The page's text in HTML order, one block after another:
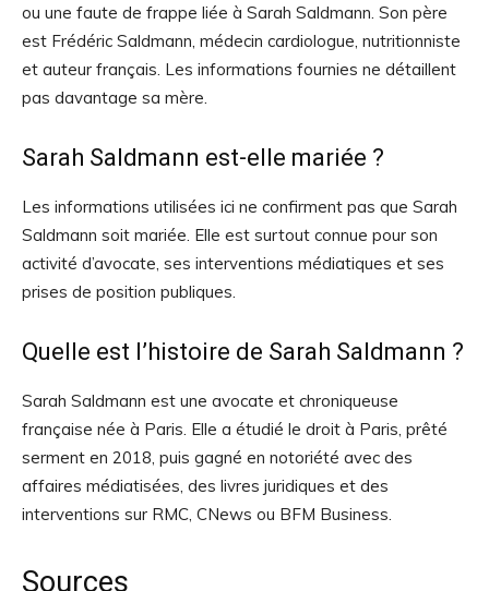
ou une faute de frappe liée à Sarah Saldmann. Son père
est Frédéric Saldmann, médecin cardiologue, nutritionniste
et auteur français. Les informations fournies ne détaillent
pas davantage sa mère.
Sarah Saldmann est-elle mariée ?
Les informations utilisées ici ne confirment pas que Sarah
Saldmann soit mariée. Elle est surtout connue pour son
activité d’avocate, ses interventions médiatiques et ses
prises de position publiques.
Quelle est l’histoire de Sarah Saldmann ?
Sarah Saldmann est une avocate et chroniqueuse
française née à Paris. Elle a étudié le droit à Paris, prêté
serment en 2018, puis gagné en notoriété avec des
affaires médiatisées, des livres juridiques et des
interventions sur RMC, CNews ou BFM Business.
Sources